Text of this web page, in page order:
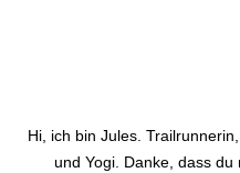
Hi, ich bin Jules.
und Yogi. Danke, dass du